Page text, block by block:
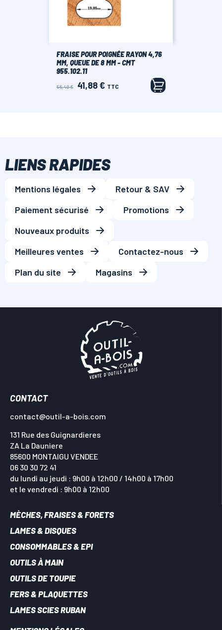
FRAISE POUR POIGNÉE RAYON 4,76
MM, QUEUE DE 8 MM - CMT
955.102.11
Prix
56,40 € Prix
41,88 € TTC
LIENS RAPIDES
Mentions légales
Retour & SAV
Paiement sécurisé
Promotions
Nouveaux produits
Meilleures ventes
Contactez-nous
Plan du site
Magasins
CONTACT
contact@outil-a-bois.com
131 Rue des Guignardieres
ZA La Dauniere
85600 MONTAIGU VENDEE
06 30 30 72 41
du lundi au jeudi : 9h00 à 12h00 / 14h00 à 17h00
et le vendredi : 9h00 à 12h00
MÈCHES, FRAISES & FORETS
LAMES & DISQUES
CONSOMMABLES & EPI
OUTILS À MAIN
OUTILS DE TOUPIE
FERS & PLAQUETTES
LAMES SCIES RUBAN